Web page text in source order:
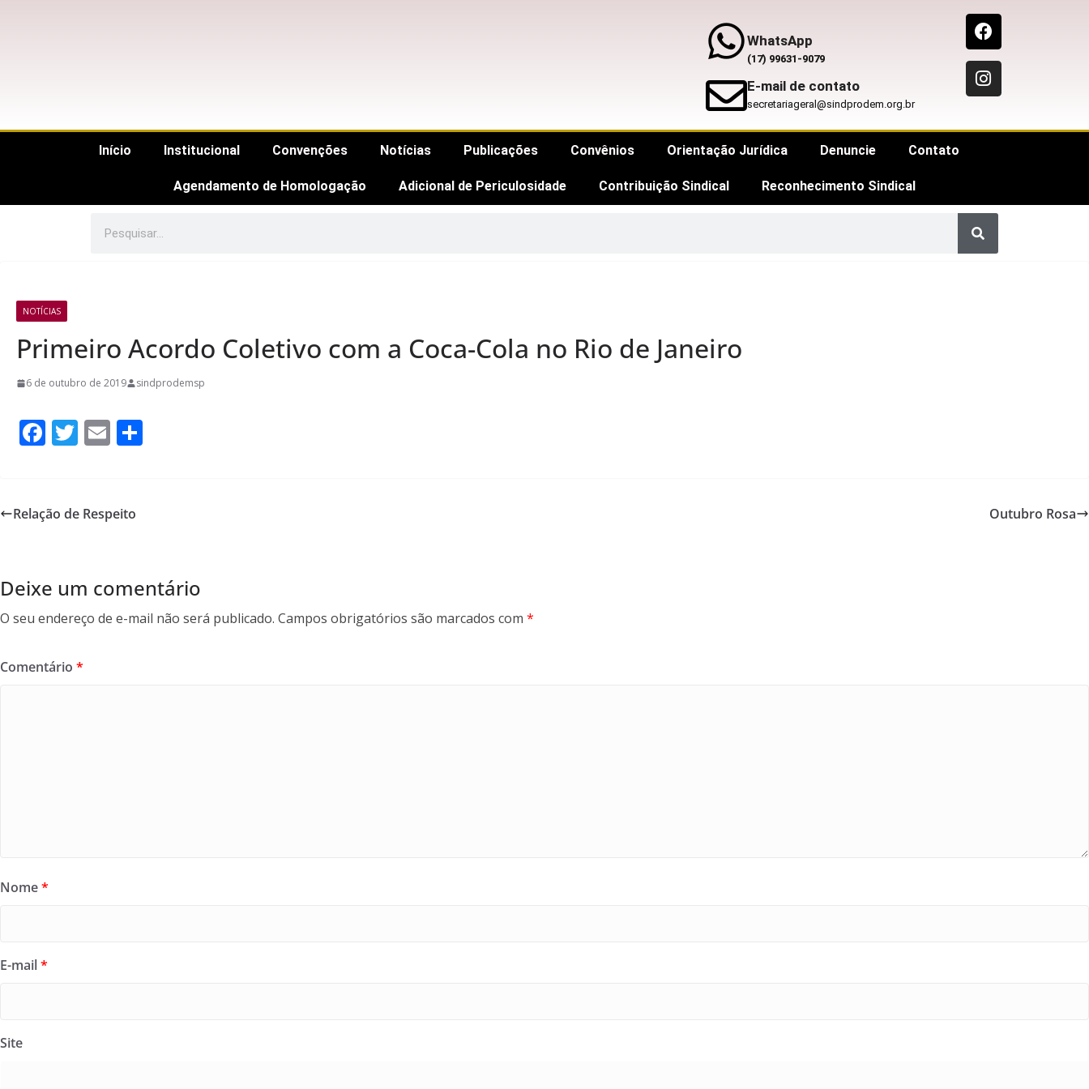
WhatsApp
(17) 99631-9079
E-mail de contato
secretariageral@sindprodem.org.br
Início Institucional Convenções Notícias Publicações Convênios Orientação Jurídica Denuncie Contato
Agendamento de Homologação Adicional de Periculosidade Contribuição Sindical Reconhecimento Sindical
NOTÍCIAS
Primeiro Acordo Coletivo com a Coca-Cola no Rio de Janeiro
6 de outubro de 2019 sindprodemsp
F
b
k
T
er
E
l
Relação de Respeito Outubro Rosa
Deixe um comentário
O seu endereço de e-mail não será publicado. Campos obrigatórios são marcados com *
Comentário *
Nome*
E-mail*
Site